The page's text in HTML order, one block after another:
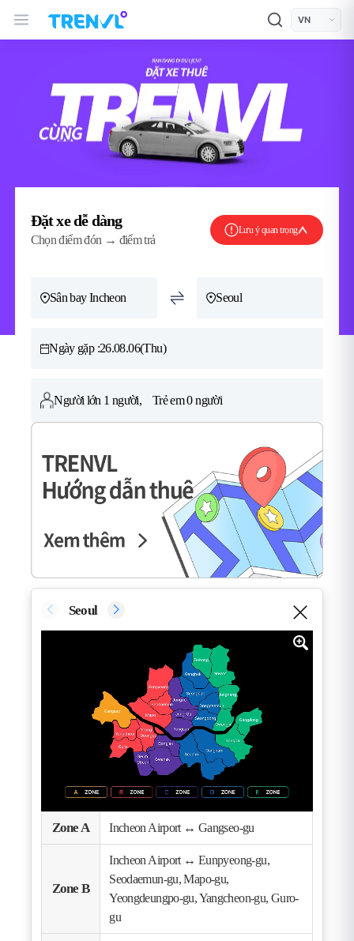
TRENVL Main Header Navigation 언어선택
Đặt xe dễ dàng
Chọn điểm đón → điểm trả
Lưu ý quan trọng
Sân bay Incheon Seoul
Ngày gặp :26.08.06(Thu)
Người lớn 1 người, Trẻ em0người
Seoul
Zone A Incheon Airport ↔ Gangseo-gu
Zone B
Incheon Airport ↔ Eunpyeong-gu,
Seodaemun-gu, Mapo-gu,
Yeongdeungpo-gu, Yangcheon-gu, Guro-
gu